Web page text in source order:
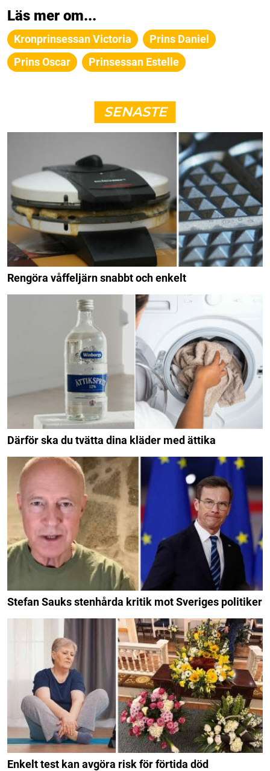
Läs mer om...
Kronprinsessan Victoria
Prins Daniel
Prins Oscar
Prinsessan Estelle
SENASTE
Rengöra våffeljärn snabbt och enkelt
Därför ska du tvätta dina kläder med ättika
Stefan Sauks stenhårda kritik mot Sveriges politiker
Enkelt test kan avgöra risk för förtida död